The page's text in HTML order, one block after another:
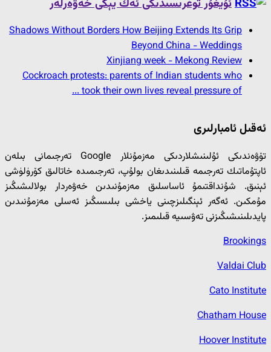
ئۇيغۇر توغرىسىدىكى ئەڭ يېڭى خەۋەرلەر
Shadows Without Borders How Beijing Extends Its Grip
Beyond China - Weddings
Xinjiang week - Mekong Review
Cockroach protests: parents of Indian students who
took their own lives reveal pressure of ...
ئەقىل ئامبارلىرى
تۆۋەندىكى ئۇلىنىشلاردىكى مەزمۇنلار Google تەرجىمانى بىلەن
ئاپتۇماتىك تەرجىمە قىلىنىدىغان بولۇپ، تەرجىمىدە خاتالىق كۆرۈلۈشى
ئېنىق. شۇنداقتىمۇ ئاساسلىق مەزمۇنىدىن خەۋەردار بولالىشىڭىز
مۇمكىن. ئەگەر ئېنگىلىزچىنى ياخشى بىلىسىڭىز ئەسلى مەزمۇنىدىن
پايدىلىنىشىڭىزنى تەۋسىيە قىلىمىز.
Brookings
Valdai Club
Cato Institute
Chatham House
Hoover Institute